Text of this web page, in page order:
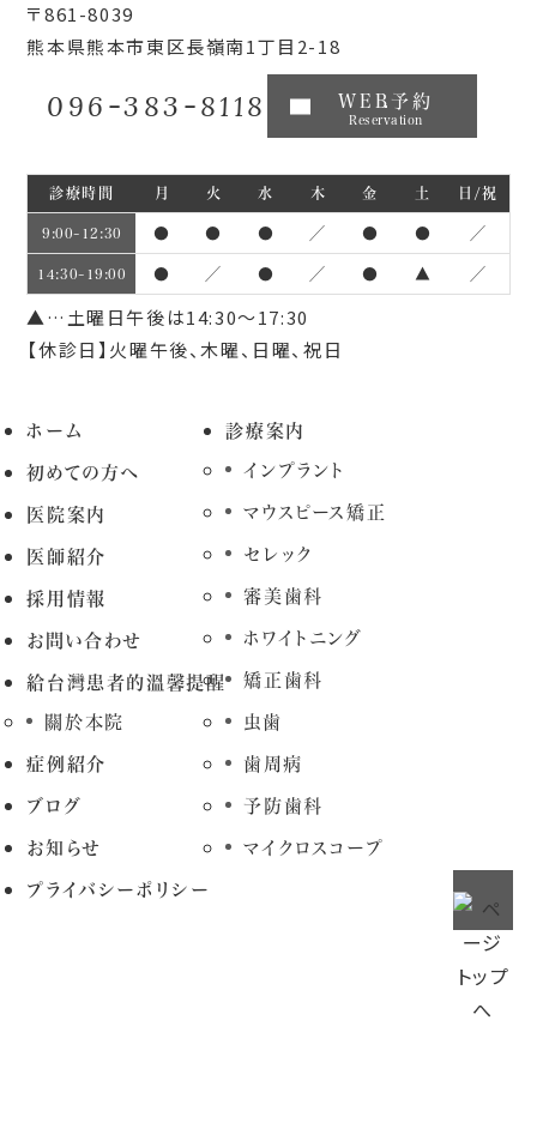
〒861-8039
熊本県熊本市東区長嶺南1丁目2-18
096-383-8118 WEB予約
Reservation
診療時間 月 火 水 木 金 土 日/祝
9:00~12:30 ● ● ● ／ ● ● ／
14:30~19:00 ● ／ ● ／ ● ▲ ／
▲…土曜日午後は14:30～17:30
【休診日】火曜午後、木曜、日曜、祝日
ホーム
初めての方へ
医院案内
医師紹介
採用情報
お問い合わせ
給台灣患者的溫馨提醒
關於本院
症例紹介
ブログ
お知らせ
プライバシーポリシー
診療案内
インプラント
マウスピース矯正
セレック
審美歯科
ホワイトニング
矯正歯科
虫歯
歯周病
予防歯科
マイクロスコープ